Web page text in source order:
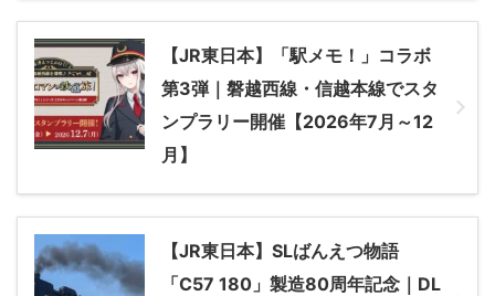
【JR東日本】「駅メモ！」コラボ
第3弾｜磐越西線・信越本線でスタ
ンプラリー開催【2026年7月～12
月】
【JR東日本】SLばんえつ物語
「C57 180」製造80周年記念｜DL